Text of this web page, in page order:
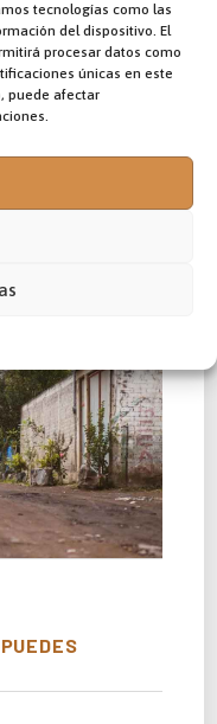
tecnologías como las
del dispositivo. El
procesar datos como
únicas en este
puede afectar
ideológica que
servicio de otros
y remató: «Las
tienen una
campanas al
la realidad es
PUEDES